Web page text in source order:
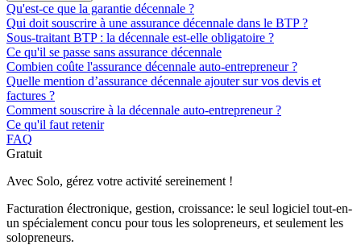
Qu'est-ce que la garantie décennale ?
Qui doit souscrire à une assurance décennale dans le BTP ?
Sous-traitant BTP : la décennale est-elle obligatoire ?
Ce qu'il se passe sans assurance décennale
Combien coûte l'assurance décennale auto-entrepreneur ?
Quelle mention d’assurance décennale ajouter sur vos devis et
factures ?
Comment souscrire à la décennale auto-entrepreneur ?
Ce qu'il faut retenir
FAQ
Gratuit
Avec Solo, gérez votre activité sereinement !
Facturation électronique, gestion, croissance: le seul logiciel tout-en-
un spécialement concu pour tous les solopreneurs, et seulement les
solopreneurs.